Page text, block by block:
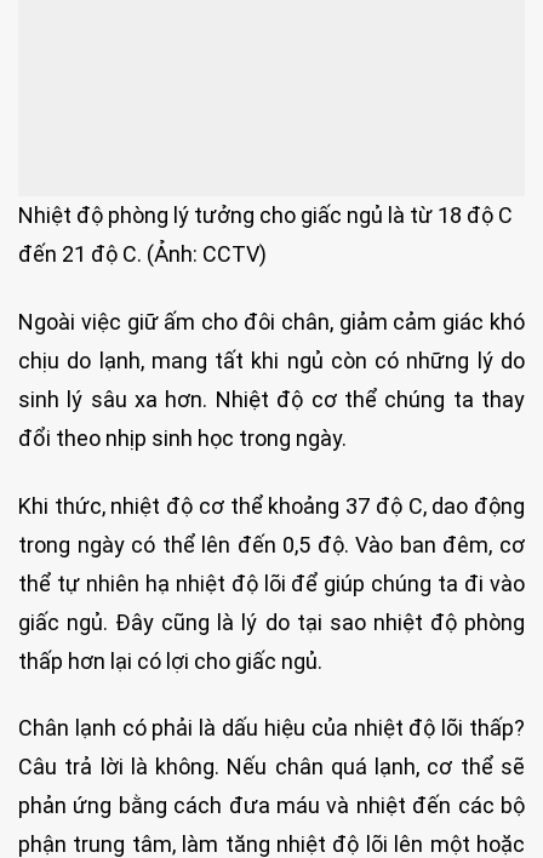
Nhiệt độ phòng lý tưởng cho giấc ngủ là từ 18 độ C
đến 21 độ C. (Ảnh: CCTV)
Ngoài việc giữ ấm cho đôi chân, giảm cảm giác khó
chịu do lạnh, mang tất khi ngủ còn có những lý do
sinh lý sâu xa hơn. Nhiệt độ cơ thể chúng ta thay
đổi theo nhịp sinh học trong ngày.
Khi thức, nhiệt độ cơ thể khoảng 37 độ C, dao động
trong ngày có thể lên đến 0,5 độ. Vào ban đêm, cơ
thể tự nhiên hạ nhiệt độ lõi để giúp chúng ta đi vào
giấc ngủ. Đây cũng là lý do tại sao nhiệt độ phòng
thấp hơn lại có lợi cho giấc ngủ.
Chân lạnh có phải là dấu hiệu của nhiệt độ lõi thấp?
Câu trả lời là không. Nếu chân quá lạnh, cơ thể sẽ
phản ứng bằng cách đưa máu và nhiệt đến các bộ
phận trung tâm, làm tăng nhiệt độ lõi lên một hoặc